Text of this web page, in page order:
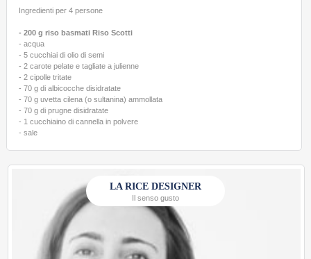
Ingredienti per 4 persone
- 200 g riso basmati Riso Scotti
- acqua
- 5 cucchiai di olio di semi
- 2 carote pelate e tagliate a julienne
- 2 cipolle tritate
- 70 g di albicocche disidratate
- 70 g uvetta cilena (o sultanina) ammollata
- 70 g di prugne disidratate
- 1 cucchiaino di cannella in polvere
- sale
LA RICE DESIGNER
Il senso gusto